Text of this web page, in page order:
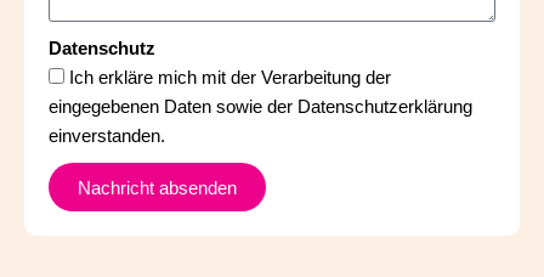
Datenschutz
Ich erkläre mich mit der Verarbeitung der
eingegebenen Daten sowie der Datenschutzerklärung
einverstanden.
Nachricht absenden